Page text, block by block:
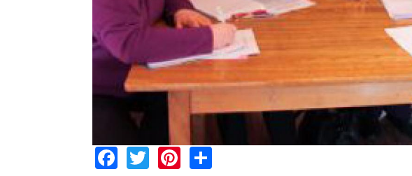
Facebook
TwitterPinterest